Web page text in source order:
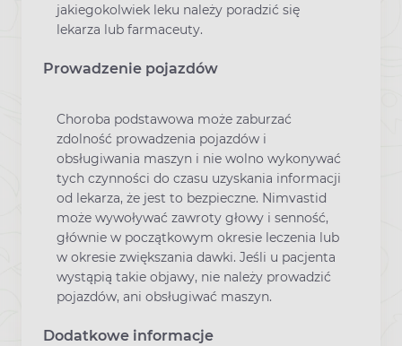
jakiegokolwiek leku należy poradzić się
lekarza lub farmaceuty.
Prowadzenie pojazdów
Choroba podstawowa może zaburzać
zdolność prowadzenia pojazdów i
obsługiwania maszyn i nie wolno wykonywać
tych czynności do czasu uzyskania informacji
od lekarza, że jest to bezpieczne. Nimvastid
może wywoływać zawroty głowy i senność,
głównie w początkowym okresie leczenia lub
w okresie zwiększania dawki. Jeśli u pacjenta
wystąpią takie objawy, nie należy prowadzić
pojazdów, ani obsługiwać maszyn.
Dodatkowe informacje